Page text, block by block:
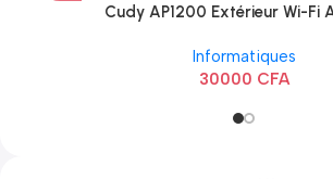
Cudy AP1200 Extérieur Wi-Fi
Informatiques
30000 CFA